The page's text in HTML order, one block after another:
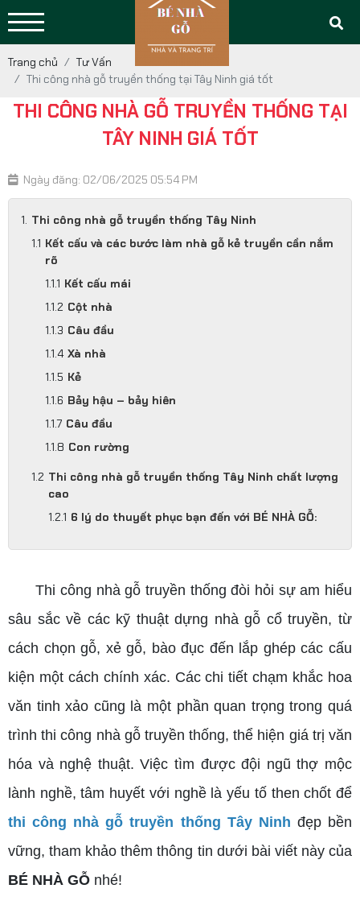
Trang chủ
Tư Vấn
Thi công nhà gỗ truyền thống tại Tây Ninh giá tốt
THI CÔNG NHÀ GỖ TRUYỀN THỐNG TẠI
TÂY NINH GIÁ TỐT
Ngày đăng: 02/06/2025 05:54 PM
Thi công nhà gỗ truyền thống Tây Ninh
Kết cấu và các bước làm nhà gỗ kẻ truyền cần nắm
rõ
Kết cấu mái
Cột nhà
Câu đầu
Xà nhà
Kẻ
Bảy hậu – bảy hiên
Câu đầu
Con rường
Thi công nhà gỗ truyền thống Tây Ninh chất lượng
cao
6 lý do thuyết phục bạn đến với BÉ NHÀ GỖ:
Thi công nhà gỗ truyền thống đòi hỏi sự am hiểu
sâu sắc về các kỹ thuật dựng nhà gỗ cổ truyền, từ
cách chọn gỗ, xẻ gỗ, bào đục đến lắp ghép các cấu
kiện một cách chính xác. Các chi tiết chạm khắc hoa
văn tinh xảo cũng là một phần quan trọng trong quá
trình thi công nhà gỗ truyền thống, thể hiện giá trị văn
hóa và nghệ thuật. Việc tìm được đội ngũ thợ mộc
lành nghề, tâm huyết với nghề là yếu tố then chốt để
thi công nhà gỗ truyền thống Tây Ninh đẹp bền
vững, tham khảo thêm thông tin dưới bài viết này của
BÉ NHÀ GỖ nhé!